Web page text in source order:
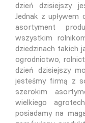
dzień dzisiejszy
Jednak z
asortyment
wszystkim
dziedzinach takich
ogrodnictwo,
dzień dzisiejszy
jesteśmy firmą z
szerokim
wielkiego
posiadamy na